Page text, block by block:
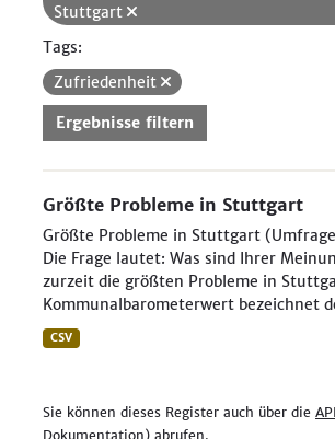
Stuttgart
Tags:
Zufriedenheit
Ergebnisse filtern
Größte Probleme in Stuttgart
Größte Probleme in Stuttgart
Die Frage lautet: Was sind Ihrer
zurzeit die größten Probleme in
Kommunalbarometerwert bezeichnet
CSV
Sie können dieses Register auch über die API
Dokumentation) abrufen.